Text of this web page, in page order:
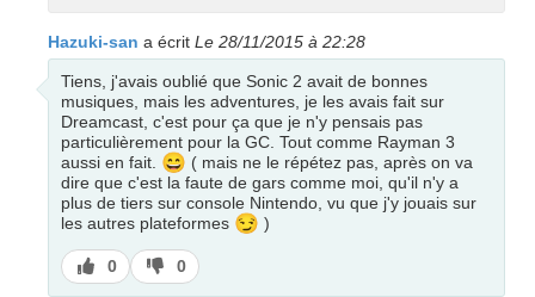
Hazuki-san a écrit Le 28/11/2015 à 22:28
Tiens, j'avais oublié que Sonic 2 avait de bonnes
musiques, mais les adventures, je les avais fait sur
Dreamcast, c'est pour ça que je n'y pensais pas
particulièrement pour la GC. Tout comme Rayman 3
aussi en fait. 😄 ( mais ne le répétez pas, après on va
dire que c'est la faute de gars comme moi, qu'il n'y a
plus de tiers sur console Nintendo, vu que j'y jouais sur
les autres plateformes 😏 )
J’aime
0
J’aime
pas
0